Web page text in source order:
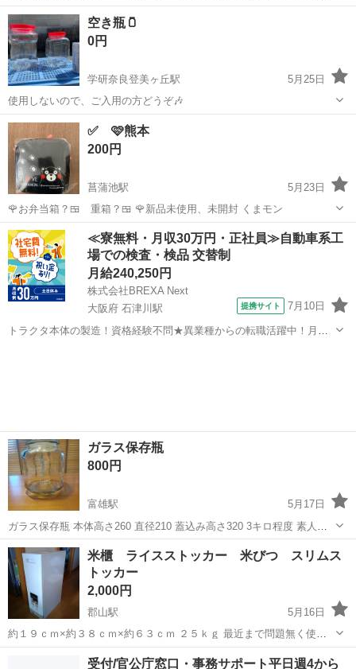
ックス
奈良 奈良市 菖蒲池駅
空き瓶🫙
0円
学研奈良登美ヶ丘駅
5月25日
使用しないので、ご入用の方どうぞ🎶
奈良 奈良市 学研奈良登美ヶ丘駅
✅ 🩷熊本
200円
菖蒲池駅
5月23日
🌹お弁当箱？🍱 重箱？🍱 🌹新品未使用、未開封 くまモン
奈良 奈良市 菖蒲池駅 家庭用品 くまモン
≪寮無料・月収30万円・正社員≫自動車系工
場での検査・検品 交替制
月給240,250円
株式会社BREXA Next
大阪府 石津川駅
提携サイト 7月10日
トラクタ本体の製造！資格経験不問★異業種からの転職活躍中！月収
ガラス保存瓶
800円
富雄駅
5月17日
ガラス保存瓶 本体高さ260 直径210 蓋込み高さ320 3キロ程度 素人採
寸です 米びつとして使用していました。 目立った傷などは無いかと思
います。 食器用洗剤で洗っていますが、 使用品のた...
奈良 奈良市 富雄駅 家庭用品 ガラス
米櫃 ライスストッカー 米びつ スリムス
トッカー
2,000円
郡山駅
5月16日
約１９ｃｍ×約３８ｃｍ×約６３ｃｍ ２５ｋｇ 最近まで問題無く使用
していました アルコールで拭き上げ除菌してお渡しします
大和郡山市 郡山駅 家庭用品 スリムストッカー
受付/官公庁窓口・事務サポート平日週4から